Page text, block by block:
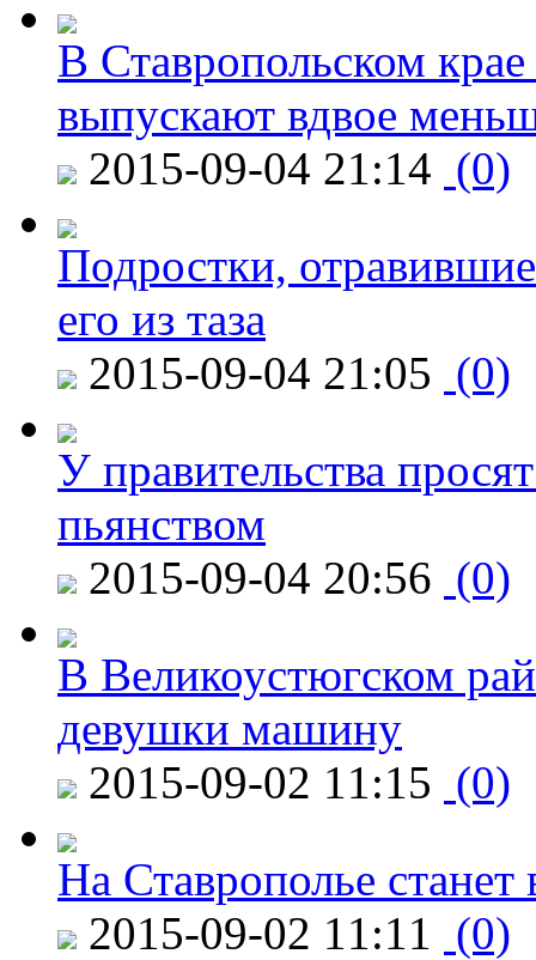
В Ставропольском
выпускают вдвое
2015-09-04 21:14 (0)
Подростки,
его из таза
2015-09-04 21:05 (0)
У правительства
пьянством
2015-09-04 20:56 (0)
В Великоустюгском
девушки машину
2015-09-02 11:15 (0)
На Ставрополье
2015-09-02 11:11 (0)